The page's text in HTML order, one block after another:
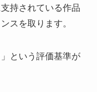
持されている作品
スを取ります。
という評価基準が